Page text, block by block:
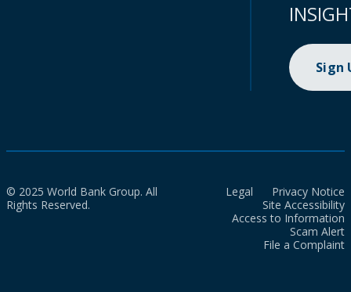
Sign
© 2025 World Bank Group. All
Rights Reserved.
Legal
Privacy Notice
Site Accessibility
Access to Information
Scam Alert
File a Complaint